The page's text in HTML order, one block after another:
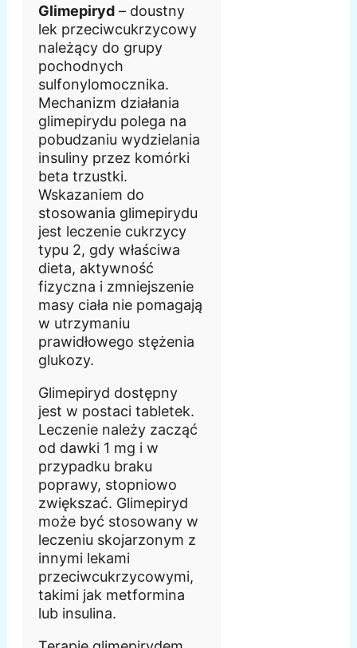
Glimepiryd – doustny
lek przeciwcukrzycowy
należący do grupy
pochodnych
sulfonylomocznika.
Mechanizm działania
glimepirydu polega na
pobudzaniu wydzielania
insuliny przez komórki
beta trzustki.
Wskazaniem do
stosowania glimepirydu
jest leczenie cukrzycy
typu 2, gdy właściwa
dieta, aktywność
fizyczna i zmniejszenie
masy ciała nie pomagają
w utrzymaniu
prawidłowego stężenia
glukozy.
Glimepiryd dostępny
jest w postaci tabletek.
Leczenie należy zacząć
od dawki 1 mg i w
przypadku braku
poprawy, stopniowo
zwiększać. Glimepiryd
może być stosowany w
leczeniu skojarzonym z
innymi lekami
przeciwcukrzycowymi,
takimi jak metformina
lub insulina.